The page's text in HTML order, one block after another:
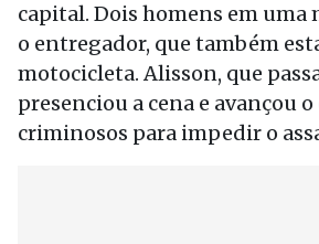
capital. Dois homens em uma
o entregador, que também
motocicleta. Alisson, que
presenciou a cena e avançou
criminosos para impedir o